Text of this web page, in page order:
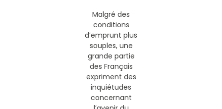
Malgré des
conditions
d’emprunt plus
souples, une
grande partie
des Français
expriment des
inquiétudes
concernant